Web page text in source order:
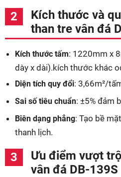
Kích thước và
than tre vân đá
Kích thước tấm: 1220mm x
dày x dài).kích thước khác
Diện tích quy đổi: 3,66m²/
Sai số tiêu chuẩn: ±5% đảm
Biên dạng phẳng: Tạo bề
thanh lịch.
Ưu điểm vượt
vân đá DB-139S